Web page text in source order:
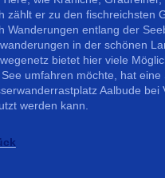
zählt er zu den fischreichsten
Wanderungen entlang der
in der schönen
bietet hier viele
umfahren möchte, hat
Aalbude
werden kann.